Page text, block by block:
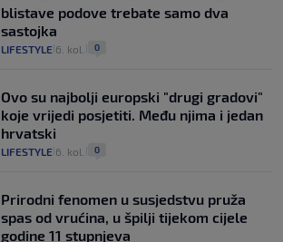
blistave podove trebate samo dva
sastojka
LIFESTYLE 6. kol. 0
Ovo su najbolji europski "drugi gradovi"
koje vrijedi posjetiti. Među njima i jedan
hrvatski
LIFESTYLE 6. kol. 0
Prirodni fenomen u susjedstvu pruža
spas od vrućina, u špilji tijekom cijele
godine 11 stupnjeva